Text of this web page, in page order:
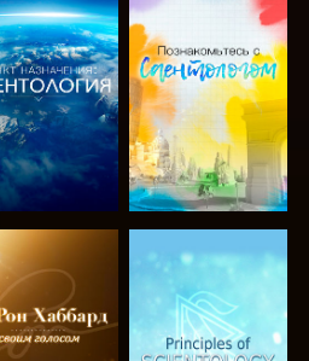
СМОТРЕТЬ
СМОТРЕТЬ
ПЕРЕДАЧИ